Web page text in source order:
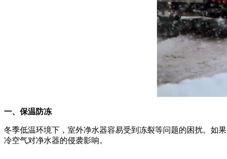
一、保温防冻
冬季低温环境下，室外净水器容易受到冻裂等问题的困扰。如
冷空气对净水器的侵袭影响。